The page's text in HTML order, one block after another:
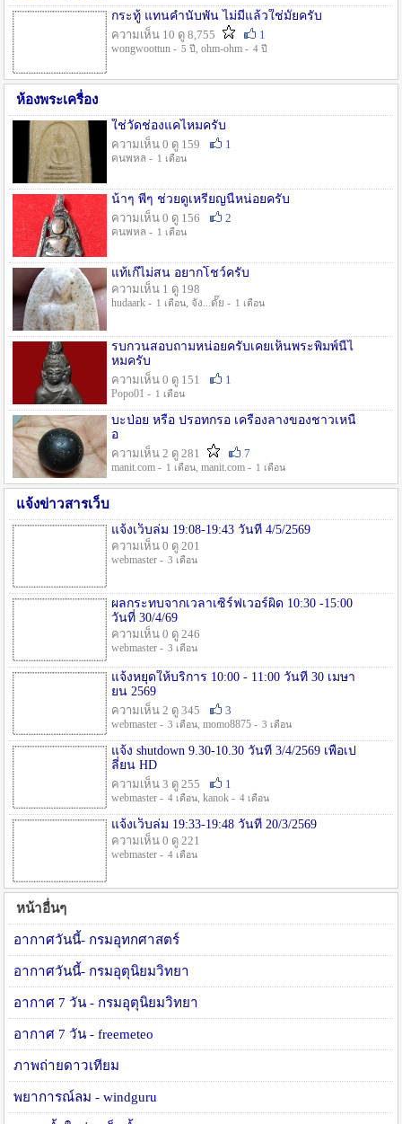
กระทู้ แทนคำนับพัน ไม่มีแล้วใช่มั๊ยครับ
ความเห็น 10 ดู 8,755
1
wongwoottun - 5 ปี , ohm-ohm - 4 ปี
ห้องพระเครื่อง
ใช่วัดช่องแคไหมครับ
ความเห็น 0 ดู 159
1
คนพหล - 1 เดือน
น้าๆ พี่ๆ ช่วยดูเหรียญนี้หน่อยครับ
ความเห็น 0 ดู 156
2
คนพหล - 1 เดือน
แท้เก๊ไม่สน อยากโชว์ครับ
ความเห็น 1 ดู 198
hudaark - 1 เดือน, จัง...ดั๊ย - 1 เดือน
รบกวนสอบถามหน่อยครับเคยเห็นพระพิมพ์นี้ไ
หมครับ
ความเห็น 0 ดู 151
1
Popo01 - 1 เดือน
บะป่อย หรือ ปรอทกรอ เครื่องลางของชาวเหนื
อ
ความเห็น 2 ดู 281
7
manit.com - 1 เดือน, manit.com - 1 เดือน
แจ้งข่าวสารเว็บ
แจ้งเว็บล่ม 19:08-19:43 วันที่ 4/5/2569
ความเห็น 0 ดู 201
webmaster - 3 เดือน
ผลกระทบจากเวลาเซิร์ฟเวอร์ผิด 10:30 -15:00
วันที่ 30/4/69
ความเห็น 0 ดู 246
webmaster - 3 เดือน
แจ้งหยุดให้บริการ 10:00 - 11:00 วันที่ 30 เมษา
ยน 2569
ความเห็น 2 ดู 345
3
webmaster - 3 เดือน, momo8875 - 3 เดือน
แจ้ง shutdown 9.30-10.30 วันที่ 3/4/2569 เพื่อเป
ลี่ยน HD
ความเห็น 3 ดู 255
1
webmaster - 4 เดือน, kanok - 4 เดือน
แจ้งเว็บล่ม 19:33-19:48 วันที่ 20/3/2569
ความเห็น 0 ดู 221
webmaster - 4 เดือน
หน้าอื่นๆ
อากาศวันนี้- กรมอุทกศาสตร์
อากาศวันนี้- กรมอุตุนิยมวิทยา
อากาศ 7 วัน - กรมอุตุนิยมวิทยา
อากาศ 7 วัน - freemeteo
ภาพถ่ายดาวเทียม
พยาการณ์ลม - windguru